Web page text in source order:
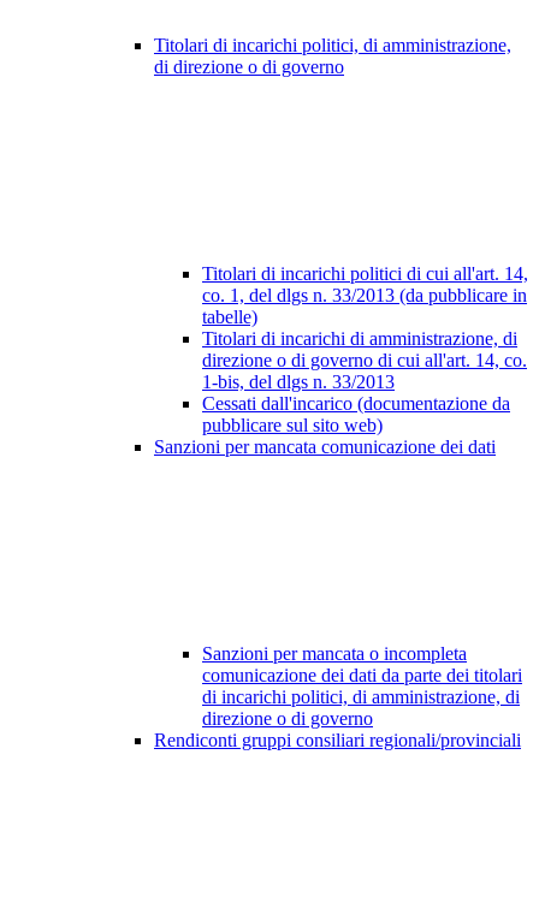
Titolari di incarichi politici, di amministrazione,
di direzione o di governo
Titolari di incarichi politici di cui all'art. 14,
co. 1, del dlgs n. 33/2013 (da pubblicare in
tabelle)
Titolari di incarichi di amministrazione, di
direzione o di governo di cui all'art. 14, co.
1-bis, del dlgs n. 33/2013
Cessati dall'incarico (documentazione da
pubblicare sul sito web)
Sanzioni per mancata comunicazione dei dati
Sanzioni per mancata o incompleta
comunicazione dei dati da parte dei titolari
di incarichi politici, di amministrazione, di
direzione o di governo
Rendiconti gruppi consiliari regionali/provinciali